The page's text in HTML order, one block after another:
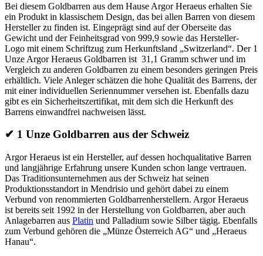
Bei diesem Goldbarren aus dem Hause Argor Heraeus erhalten Sie
ein Produkt in klassischem Design, das bei allen Barren von diesem
Hersteller zu finden ist. Eingeprägt sind auf der Oberseite das
Gewicht und der Feinheitsgrad von 999,9 sowie das Hersteller-
Logo mit einem Schriftzug zum Herkunftsland „Switzerland“. Der 1
Unze Argor Heraeus Goldbarren ist 31,1 Gramm schwer und im
Vergleich zu anderen Goldbarren zu einem besonders geringen Preis
erhältlich. Viele Anleger schätzen die hohe Qualität des Barrens, der
mit einer individuellen Seriennummer versehen ist. Ebenfalls dazu
gibt es ein Sicherheitszertifikat, mit dem sich die Herkunft des
Barrens einwandfrei nachweisen lässt.
✔ 1 Unze Goldbarren aus der Schweiz
Argor Heraeus ist ein Hersteller, auf dessen hochqualitative Barren
und langjährige Erfahrung unsere Kunden schon lange vertrauen.
Das Traditionsunternehmen aus der Schweiz hat seinen
Produktionsstandort in Mendrisio und gehört dabei zu einem
Verbund von renommierten Goldbarrenherstellern. Argor Heraeus
ist bereits seit 1992 in der Herstellung von Goldbarren, aber auch
Anlagebarren aus Platin und Palladium sowie Silber tägig. Ebenfalls
zum Verbund gehören die „Münze Österreich AG“ und „Heraeus
Hanau“.